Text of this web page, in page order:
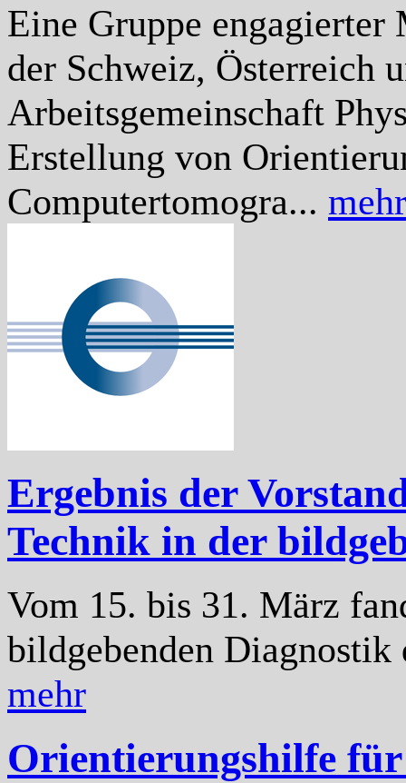
Eine Gruppe
der Schweiz, Österreich
Arbeitsgemeinschaft
Erstellung von
Computertomogra... mehr
Ergebnis der
Technik in der
Vom 15. bis 31. März
bildgebenden Diagnostik
mehr
Orientierungshilfe